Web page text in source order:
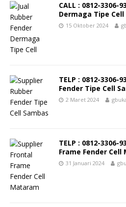
CALL : 0812-3306-
Dermaga Tipe
15 Oktober 2024
TELP : 0812-3306-
Fender Tipe Cell
2 Maret 2024
TELP : 0812-3306-
Frame Fender Cell
31 Januari 2024